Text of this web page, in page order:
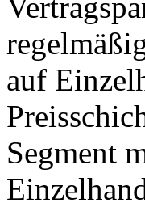
auf
Segment